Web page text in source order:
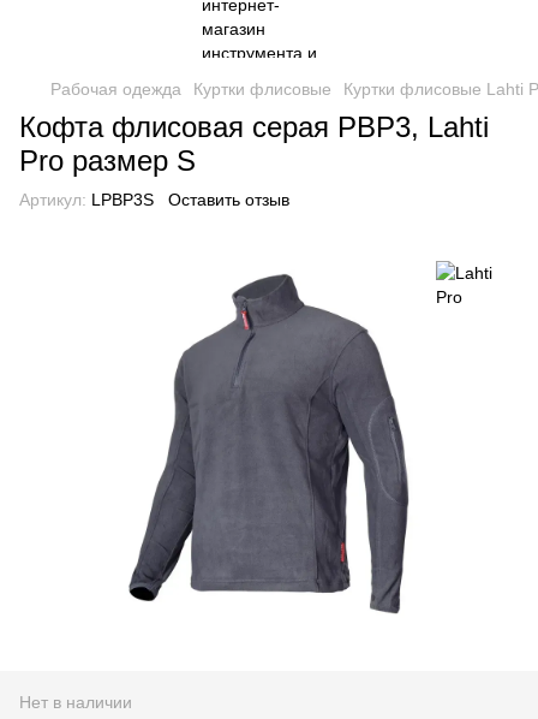
Рабочая одежда Куртки флисовые Куртки флисовые Lahti
Кофта флисовая серая PBP3, Lahti
Pro размер S
Артикул: LPBP3S Оставить отзыв
Нет в наличии